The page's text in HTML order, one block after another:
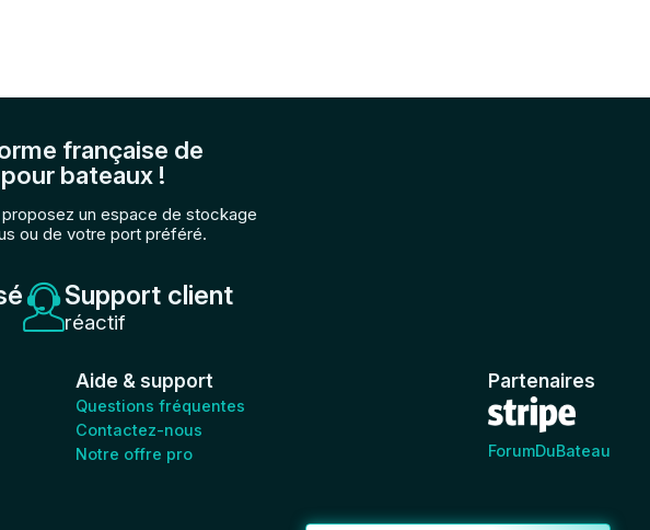
française de
bateaux !
un espace de stockage
ou de votre port préféré.
Support client
réactif
Aide & support
Questions fréquentes
Contactez-nous
Notre offre pro
Partenaires
ForumDuBateau